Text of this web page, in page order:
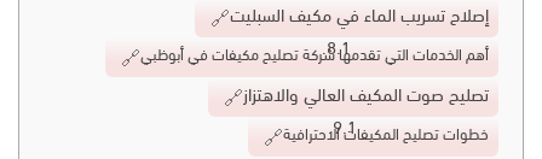
إصلاح تسريب الماء في مكيف السبليت
أهم الخدمات التي تقدمها شركة تصليح مكيفات في أبوظبي
تصليح صوت المكيف العالي والاهتزاز
خطوات تصليح المكيفات الاحترافية